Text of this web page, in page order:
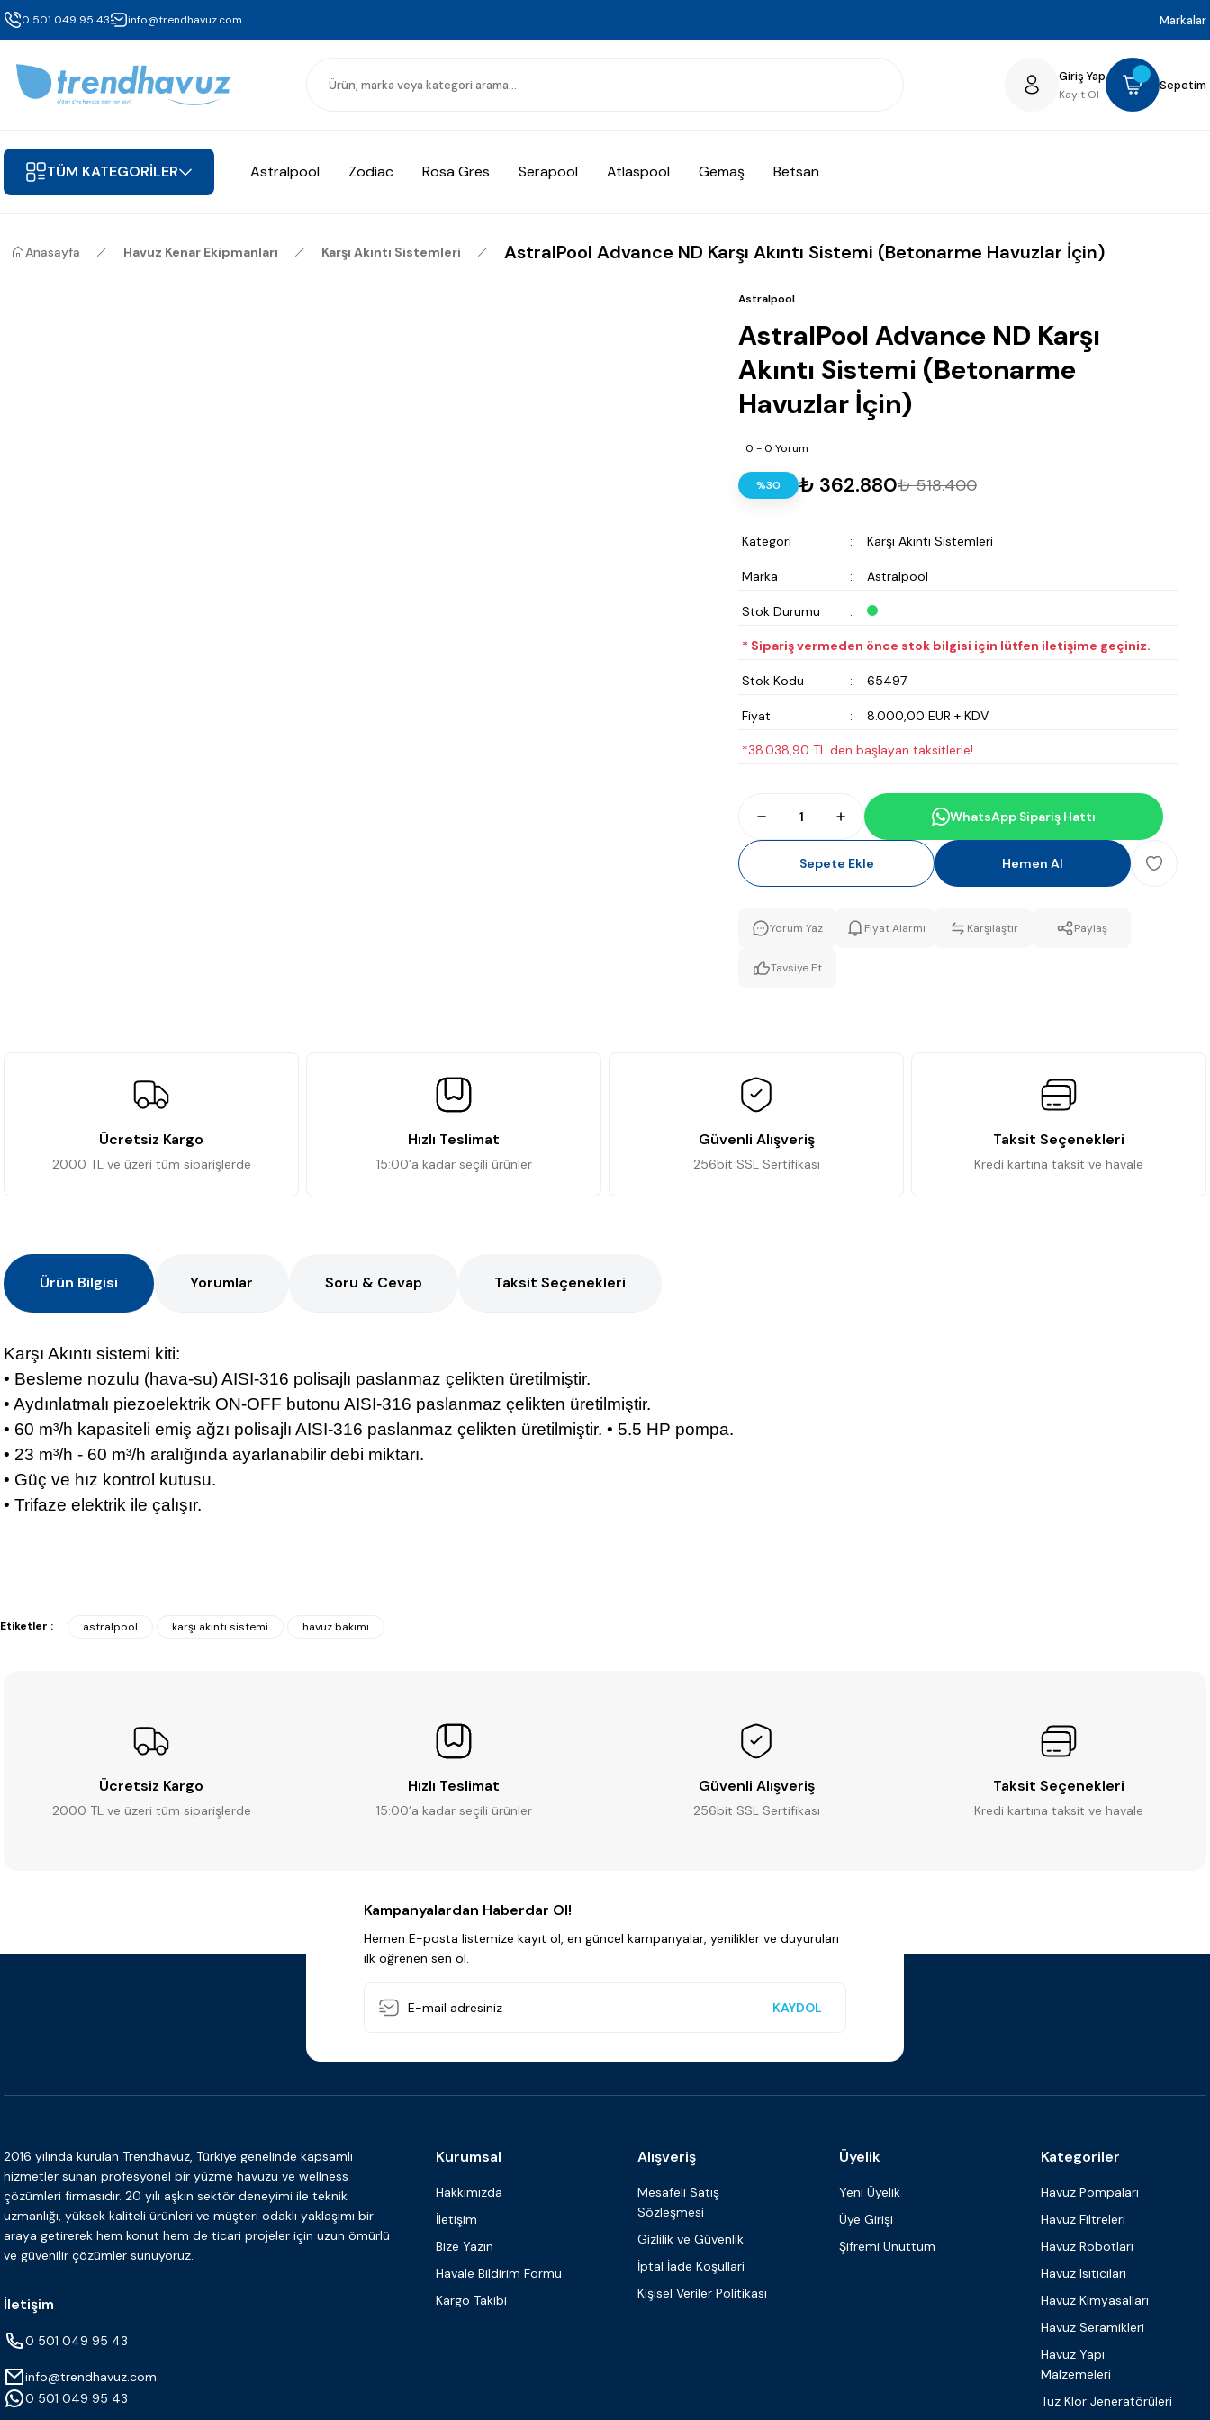
0 501 049 95 43 info@trendhavuz.com Markalar
Giriş Yap
Kayıt Ol
Sepetim
TÜM KATEGORİLER Astralpool Zodiac Rosa Gres Serapool Atlaspool Gemaş Betsan
Anasayfa Havuz Kenar Ekipmanları Karşı Akıntı Sistemleri AstralPool Advance ND Karşı Akıntı Sistemi (Betonarme Havuzlar İçin)
Astralpool
AstralPool Advance ND Karşı
Akıntı Sistemi (Betonarme
Havuzlar İçin)
0 - 0 Yorum
%30 ₺ 362.880₺ 518.400
Kategori Karşı Akıntı Sistemleri
Marka Astralpool
Stok Durumu
* Sipariş vermeden önce stok bilgisi için lütfen iletişime geçiniz.
Stok Kodu 65497
Fiyat 8.000,00 EUR + KDV
*38.038,90 TL den başlayan taksitlerle!
WhatsApp Sipariş Hattı
Sepete Ekle Hemen Al
Yorum Yaz Fiyat Alarmı Karşılaştır Paylaş
Tavsiye Et
Ücretsiz Kargo
2000 TL ve üzeri tüm siparişlerde
Hızlı Teslimat
15:00’a kadar seçili ürünler
Güvenli Alışveriş
256bit SSL Sertifikası
Taksit Seçenekleri
Kredi kartına taksit ve havale
Ürün Bilgisi Yorumlar Soru & Cevap Taksit Seçenekleri
Karşı Akıntı sistemi kiti:
• Besleme nozulu (hava-su) AISI-316 polisajlı paslanmaz çelikten üretilmiştir.
• Aydınlatmalı piezoelektrik ON-OFF butonu AISI-316 paslanmaz çelikten üretilmiştir.
• 60 m³/h kapasiteli emiş ağzı polisajlı AISI-316 paslanmaz çelikten üretilmiştir. • 5.5 HP pompa.
• 23 m³/h - 60 m³/h aralığında ayarlanabilir debi miktarı.
• Güç ve hız kontrol kutusu.
• Trifaze elektrik ile çalışır.
Etiketler : astralpool karşı akıntı sistemi havuz bakımı
Ücretsiz Kargo
2000 TL ve üzeri tüm siparişlerde
Hızlı Teslimat
15:00’a kadar seçili ürünler
Güvenli Alışveriş
256bit SSL Sertifikası
Taksit Seçenekleri
Kredi kartına taksit ve havale
Kampanyalardan Haberdar Ol!
Hemen E-posta listemize kayıt ol, en güncel kampanyalar, yenilikler ve duyuruları
ilk öğrenen sen ol.
KAYDOL
2016 yılında kurulan Trendhavuz, Türkiye genelinde kapsamlı
hizmetler sunan profesyonel bir yüzme havuzu ve wellness
çözümleri firmasıdır. 20 yılı aşkın sektör deneyimi ile teknik
uzmanlığı, yüksek kaliteli ürünleri ve müşteri odaklı yaklaşımı bir
araya getirerek hem konut hem de ticari projeler için uzun ömürlü
ve güvenilir çözümler sunuyoruz.
İletişim
0 501 049 95 43
info@trendhavuz.com
0 501 049 95 43
Kurumsal
Hakkımızda
İletişim
Bize Yazın
Havale Bildirim Formu
Kargo Takibi
Alışveriş
Mesafeli Satış
Sözleşmesi
Gizlilik ve Güvenlik
İptal İade Koşullari
Kişisel Veriler Politikası
Üyelik
Yeni Üyelik
Üye Girişi
Şifremi Unuttum
Kategoriler
Havuz Pompaları
Havuz Filtreleri
Havuz Robotları
Havuz Isıtıcıları
Havuz Kimyasalları
Havuz Seramikleri
Havuz Yapı
Malzemeleri
Tuz Klor Jeneratörüleri